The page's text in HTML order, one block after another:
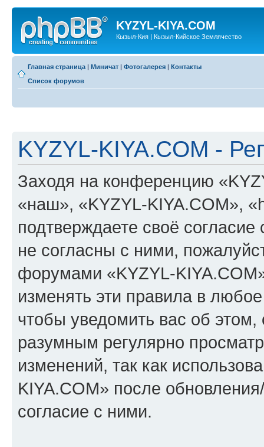
KYZYL-KIYA.COM
Кызыл-Кия | Кызыл-Кийское Землячество
Главная страница | Миничат | Фотогалерея | Контакты
Список форумов
KYZYL-KIYA.COM -
Заходя на конференцию
«наш», «KYZYL-KIYA.COM»,
подтверждаете своё
не согласны с ними,
форумами «KYZYL-
изменять эти правила в
чтобы уведомить вас об
разумным регулярно
изменений, так как
KIYA.COM» после
согласие с ними.